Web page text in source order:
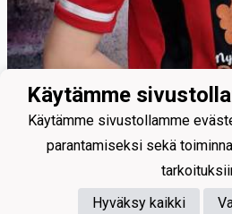
Käytämme
Käytämme sivustollamme
parantamiseksi sekä
Hyväksy kaikki